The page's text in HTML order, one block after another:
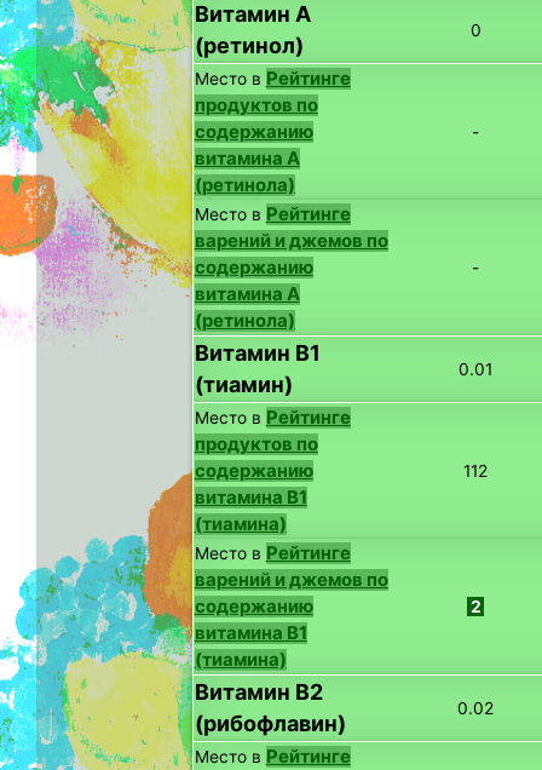
Витамин А
(ретинол)
0
Место в Рейтинге
продуктов по
содержанию
витамина A
(ретинола)
-
Место в Рейтинге
варений и джемов по
содержанию
витамина A
(ретинола)
-
Витамин B1
(тиамин)
0.01
Место в Рейтинге
продуктов по
содержанию
витамина B1
(тиамина)
112
Место в Рейтинге
варений и джемов по
содержанию
витамина B1
(тиамина)
2
Витамин B2
(рибофлавин)
0.02
Место в Рейтинге